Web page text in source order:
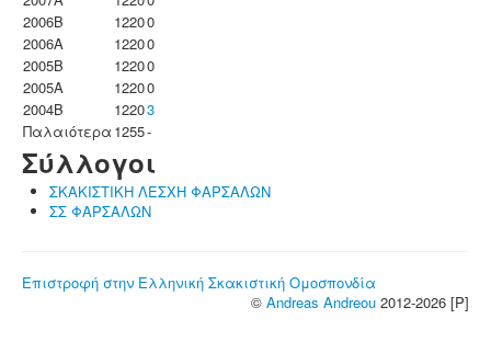
2006B
12200
2006A
12200
2005B
12200
2005A
12200
2004B
12203
Παλαιότερα 1255-
Σύλλογοι
ΣΚΑΚΙΣΤΙΚΗ ΛΕΣΧΗ ΦΑΡΣΑΛΩΝ
ΣΣ ΦΑΡΣΑΛΩΝ
Επιστροφή στην Ελληνική Σκακιστική Ομοσπονδία
© Andreas Andreou 2012-2026 [P]